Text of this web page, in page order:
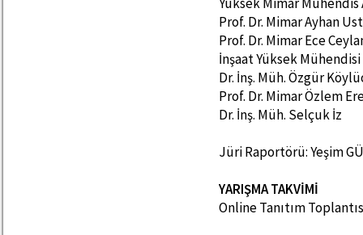
Prof. Dr. Mimar Ayhan
Prof. Dr. Mimar Ece
İnşaat Yüksek
Dr. İnş. Müh. Özgür
Prof. Dr. Mimar Özlem
Dr. İnş. Müh. Selçuk İz
Jüri Raportörü: Yeşim
YARIŞMA TAKVİMİ
Online Tanıtım